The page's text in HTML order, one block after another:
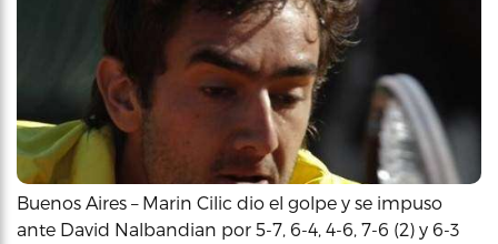
Buenos Aires – Marin Cilic dio el golpe y se impuso
ante David Nalbandian por 5-7, 6-4, 4-6, 7-6 (2) y 6-3